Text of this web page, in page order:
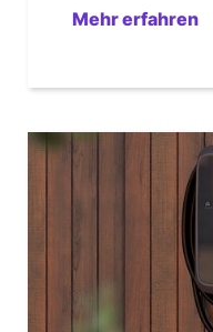
+4,50 €¹
kWh für
Öffentliche AC-
Mehr erfahren